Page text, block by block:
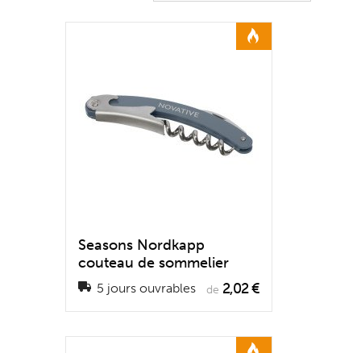
Seasons Nordkapp
couteau de sommelier
5 jours ouvrables de 2,02 €